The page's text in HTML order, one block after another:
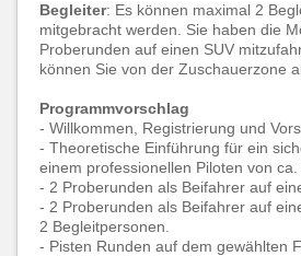
Begleiter: Es können maximal 2
mitgebracht werden. Sie haben die
Proberunden auf einen SUV
können Sie von der Zuschauerzone
Programmvorschlag
- Willkommen, Registrierung und
- Theoretische Einführung für ein
einem professionellen Piloten von ca.
- 2 Proberunden als Beifahrer auf
- 2 Proberunden als Beifahrer auf
2 Begleitpersonen.
- Pisten Runden auf dem gewählten